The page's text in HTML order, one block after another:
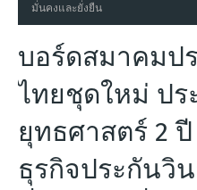
มั่นคงและยั่งยืน
บอร์ดสมาคมป
ไทยชุดใหม่ ปร
ยุทธศาสตร์ 2
ธุรกิจประกันวิ